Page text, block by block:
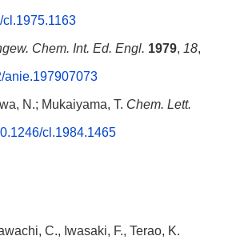
cl.1975.1163
Chem. Int. Ed. Engl. 1979, 18,
anie.197907073
N.; Mukaiyama, T. Chem. Lett.
cl.1984.1465
C., Iwasaki, F., Terao, K.